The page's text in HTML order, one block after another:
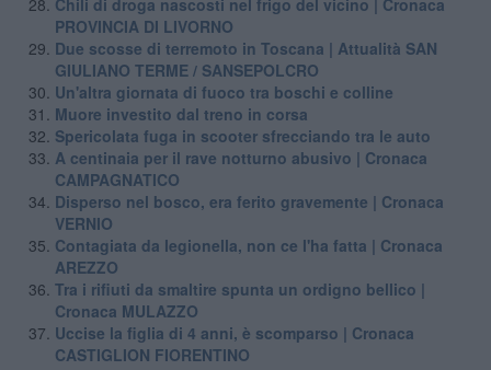
PROVINCIA DI LIVORNO
Due scosse di terremoto in Toscana | Attualità SAN
GIULIANO TERME / SANSEPOLCRO
Un'altra giornata di fuoco tra boschi e colline
Muore investito dal treno in corsa
Spericolata fuga in scooter sfrecciando tra le auto
A centinaia per il rave notturno abusivo | Cronaca
CAMPAGNATICO
Disperso nel bosco, era ferito gravemente | Cronaca
VERNIO
Contagiata da legionella, non ce l'ha fatta | Cronaca
AREZZO
Tra i rifiuti da smaltire spunta un ordigno bellico |
Cronaca MULAZZO
Uccise la figlia di 4 anni, è scomparso | Cronaca
CASTIGLION FIORENTINO